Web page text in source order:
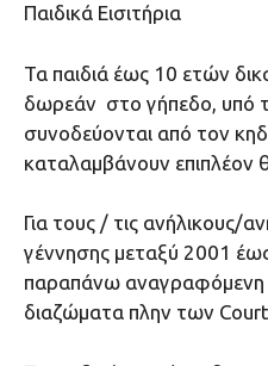
Παιδικά Εισιτήρια
Τα παιδιά έως 10 ετών
δωρεάν στο γήπεδο, υπό
συνοδεύονται από τον
καταλαμβάνουν επιπλέον
Για τους / τις ανήλικους/
γέννησης μεταξύ 2001
παραπάνω
διαζώματα πλην των